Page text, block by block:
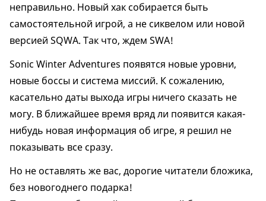
неправильно. Новый хак собирается быть
самостоятельной игрой, а не сиквелом или новой
версией SQWA. Так что, ждем SWA!
Sonic Winter Adventures появятся новые уровни,
новые боссы и система миссий. К сожалению,
касательно даты выхода игры ничего сказать не
могу. В ближайшее время вряд ли появится какая-
нибудь новая информация об игре, я решил не
показывать все сразу.
Но не оставлять же вас, дорогие читатели бложика,
без новогоднего подарка!